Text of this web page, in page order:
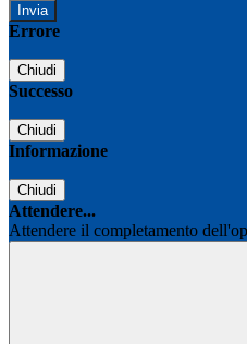
Errore
Chiudi
Successo
Chiudi
Informazione
Chiudi
Attendere...
Attendere il completamento